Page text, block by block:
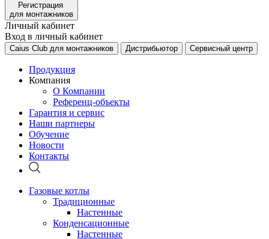
Регистрация
для монтажников
Личный кабинет
Вход в личный кабинет
Caius Club для монтажников Дистрибьютор Сервисный центр
Продукция
Компания
О Компании
Референц-объекты
Гарантия и сервис
Наши партнеры
Обучение
Новости
Контакты
Газовые котлы
Традиционные
Настенные
Конденсационные
Настенные